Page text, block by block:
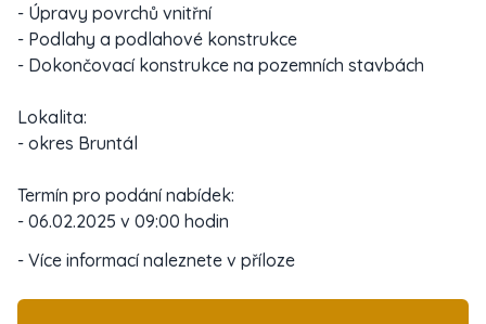
- Úpravy povrchů vnitřní
- Podlahy a podlahové konstrukce
- Dokončovací konstrukce na pozemních stavbách
Lokalita:
- okres Bruntál
Termín pro podání nabídek:
- 06.02.2025 v 09:00 hodin
- Více informací naleznete v příloze